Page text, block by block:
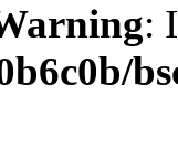
: